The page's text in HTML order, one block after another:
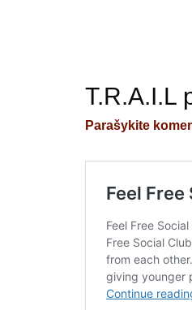
T.R.A.I.L
Parašykite